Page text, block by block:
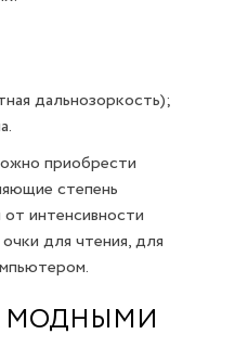
дальнозоркость);
приобрести
степень
от интенсивности
для чтения, для
МОДНЫМИ